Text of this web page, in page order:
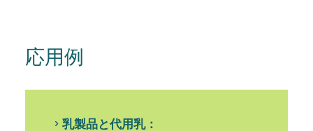
応用例
乳製品と代用乳：